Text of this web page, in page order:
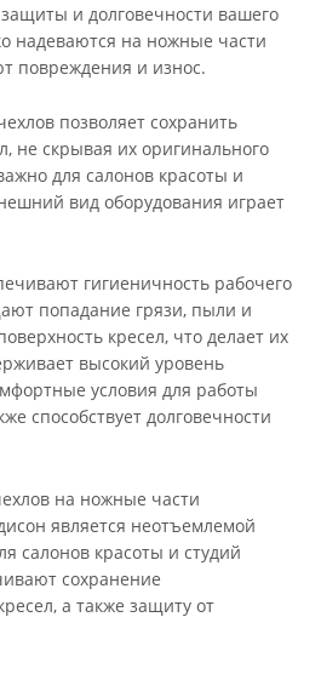
и долговечности вашего
надеваются на ножные части
повреждения и износ.
позволяет сохранить
не скрывая их оригинального
для салонов красоты и
вид оборудования играет
гигиеничность рабочего
попадание грязи, пыли и
кресел, что делает их
высокий уровень
условия для работы
способствует долговечности
на ножные части
является неотъемлемой
салонов красоты и студий
сохранение
а также защиту от